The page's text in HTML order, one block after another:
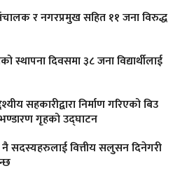
र नगरप्रमुख सहित ११ जना विरुद्ध
स्थापना दिवसमा ३८ जना विद्यार्थीलाई
सहकारीद्वारा निर्माण गरिएको बिउ
गृहको उद्घाटन
नै सदस्यहरुलाई वित्तीय सलुसन दिनेगरी